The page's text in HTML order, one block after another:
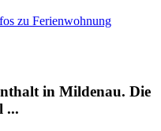
zu Ferienwohnung
in Mildenau. Die
...